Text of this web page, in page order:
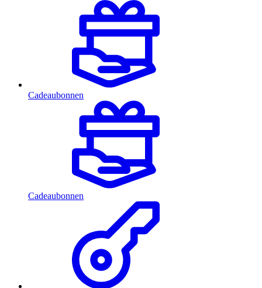
Cadeaubonnen
Cadeaubonnen